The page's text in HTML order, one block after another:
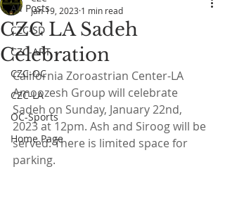
All Posts
CZC-SD
CZC-ART
CZC-OC
CZC-LA
OC-Sports
Home Page
CZC LA Sadeh
Celebration
Jan 19, 2023 1 min read
California Zoroastrian Center-LA
Amoozesh Group will celebrate
Sadeh on Sunday, January 22nd,
2023 at 12pm. Ash and Siroog will be
served. There is limited space for
parking.